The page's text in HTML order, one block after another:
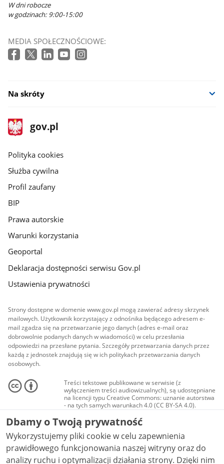
W dni robocze
w godzinach: 9:00-15:00
MEDIA SPOŁECZNOŚCIOWE:
Na skróty
stopka
gov.pl
Strona
gov.pl
gov.pl
Polityka cookies
Służba cywilna
Profil zaufany
BIP
Prawa autorskie
Warunki korzystania
Geoportal
Deklaracja dostępności serwisu Gov.pl
Ustawienia prywatności
Strony dostępne w domenie www.gov.pl mogą zawierać adresy skrzynek
mailowych. Użytkownik korzystający z odnośnika będącego adresem e-
mail zgadza się na przetwarzanie jego danych (adres e-mail oraz
dobrowolnie podanych danych w wiadomości) w celu przesłania
odpowiedzi na przesłane pytania. Szczegóły przetwarzania danych przez
każdą z jednostek znajdują się w ich politykach przetwarzania danych
osobowych.
Treści tekstowe publikowane w serwisie (z
wyłączeniem treści audiowizualnych), są udostępniane
na licencji typu Creative Commons: uznanie autorstwa
- na tych samych warunkach 4.0 (CC BY-SA 4.0).
Materiały audiowizualne, w tym zdjęcia, materiały
audio i wideo, są udostępniane na licencji typu
Creative Commons: uznanie autorstwa użycie
niekomercyjne - bez utworów zależnych 4.0 (CC BY-
NC-ND 4.0), o ile nie jest to stwierdzone inaczej.
Dbamy o Twoją prywatność
Wykorzystujemy pliki cookie w celu zapewnienia
prawidłowego funkcjonowania naszej witryny oraz do
analizy ruchu i optymalizacji działania strony. Dzięki nim